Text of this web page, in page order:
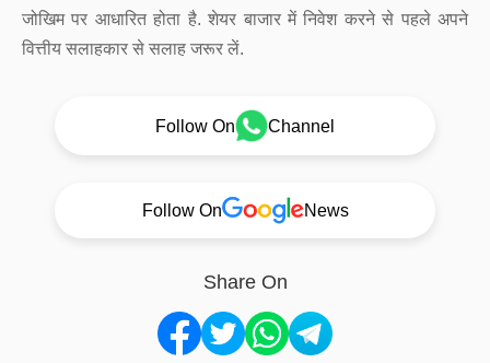
जोखिम पर आधारित होता है. शेयर बाजार में निवेश करने से पहले अपने
वित्तीय सलाहकार से सलाह जरूर लें.
Follow On Channel
Follow On News
Share On